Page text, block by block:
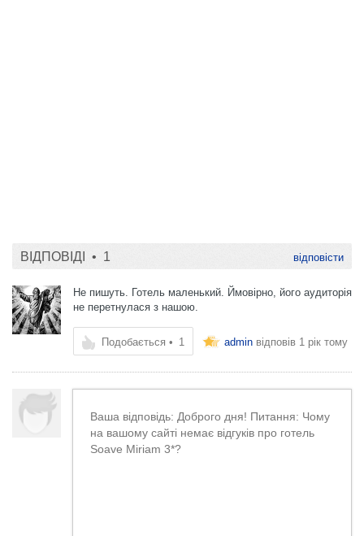
ВІДПОВІДІ • 1 відповісти
Не пишуть. Готель маленький. Ймовірно, його аудиторія
не перетнулася з нашою.
Подобається • 1 admin відповів 1 рік тому